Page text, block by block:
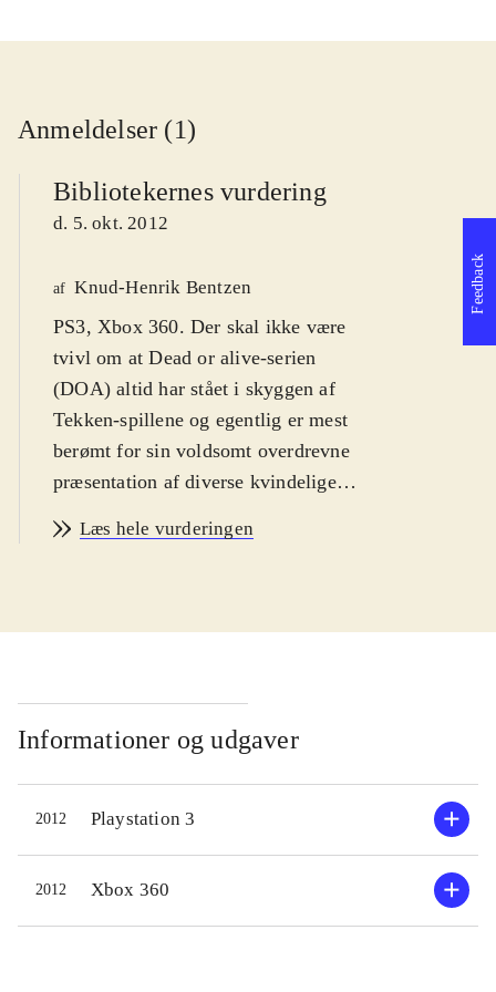
Anmeldelser (1)
Bibliotekernes vurdering
d. 5. okt. 2012
af Knud-Henrik Bentzen
PS3, Xbox 360. Der skal ikke være
tvivl om at Dead or alive-serien
(DOA) altid har stået i skyggen af
Tekken-spillene og egentlig er mest
berømt for sin voldsomt overdrevne
præsentation af diverse kvindelige
været en sejlivet serie som nu er nået
jeg så ikke. Pegi er 16 men 12+ er
Vi er i velkendt beat 'em up
territorium her, og selvom blikfanget
stadig handler om fornævnte
kropsdele så skjuler der sig et
fremragende kampsystem herunder.
DOA giver både novicen og den
erfarne en masse at tage sig til. Det
Læs hele vurderingen
Informationer og udgaver
2012 Playstation 3
2012 Xbox 360
Feedback